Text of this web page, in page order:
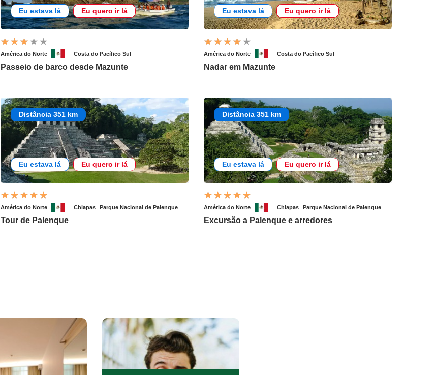
Eu estava lá Eu quero ir lá
América do Norte Costa do Pacífico Sul
Passeio de barco desde Mazunte
Eu estava lá Eu quero ir lá
América do Norte Costa do Pacífico Sul
Nadar em Mazunte
Distância 351 km
Eu estava lá Eu quero ir lá
América do Norte Chiapas Parque Nacional de Palenque
Tour de Palenque
Distância 351 km
Eu estava lá Eu quero ir lá
América do Norte Chiapas Parque Nacional de Palenque
Excursão a Palenque e arredores